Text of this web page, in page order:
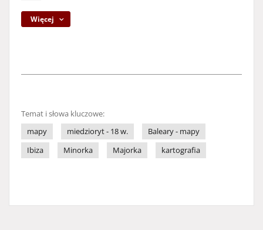
Więcej
Temat i słowa kluczowe:
mapy
miedzioryt - 18 w.
Baleary - mapy
Ibiza
Minorka Majorka kartografia